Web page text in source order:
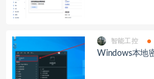
智能工控
Windows本地